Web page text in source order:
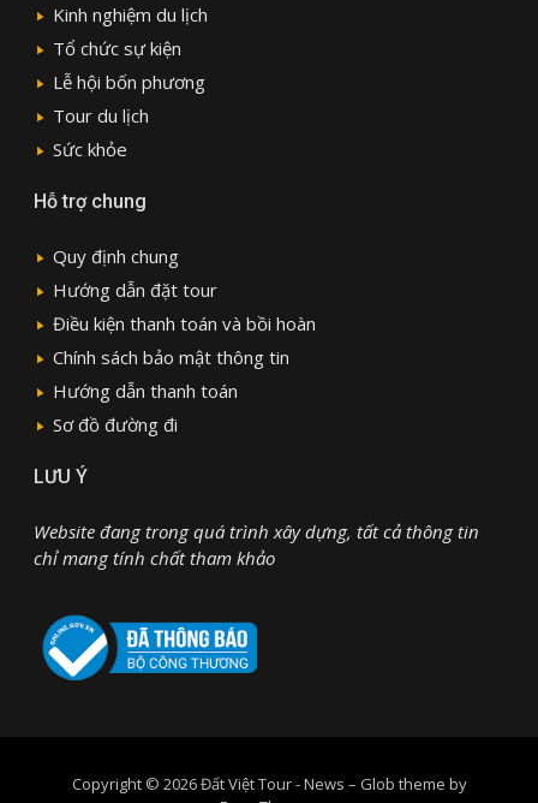
Kinh nghiệm du lịch
Tổ chức sự kiện
Lễ hội bốn phương
Tour du lịch
Sức khỏe
Hỗ trợ chung
Quy định chung
Hướng dẫn đặt tour
Điều kiện thanh toán và bồi hoàn
Chính sách bảo mật thông tin
Hướng dẫn thanh toán
Sơ đồ đường đi
LƯU Ý
Website đang trong quá trình xây dựng, tất cả thông tin
chỉ mang tính chất tham khảo
Copyright © 2026 Đất Việt Tour - News – Glob theme by